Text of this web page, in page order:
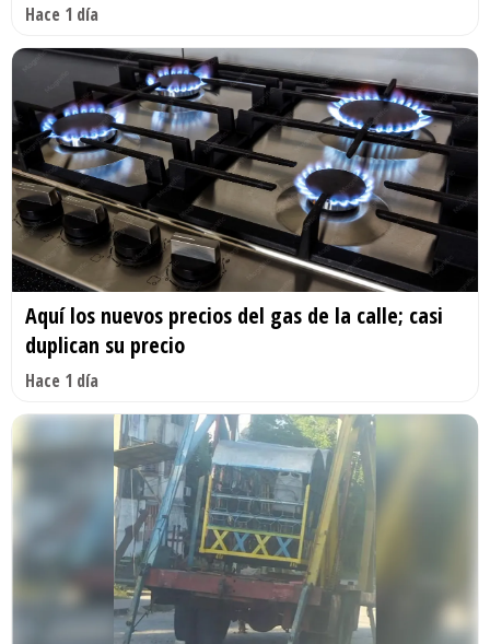
Hace 1 día
Aquí los nuevos precios del gas de la calle; casi
duplican su precio
Hace 1 día